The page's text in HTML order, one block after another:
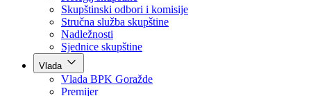
Poslanici po strankama
Poslanici po klubovima naroda
Kolegij skupštine
Skupštinski odbori i komisije
Stručna služba skupštine
Nadležnosti
Sjednice skupštine